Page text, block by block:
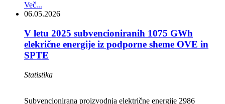
Več...
06.05.2026
V letu 2025 subvencioniranih 1075 GWh
elekrične energije iz podporne sheme OVE in
SPTE
Statistika
Subvencionirana proizvodnja električne energije 2986